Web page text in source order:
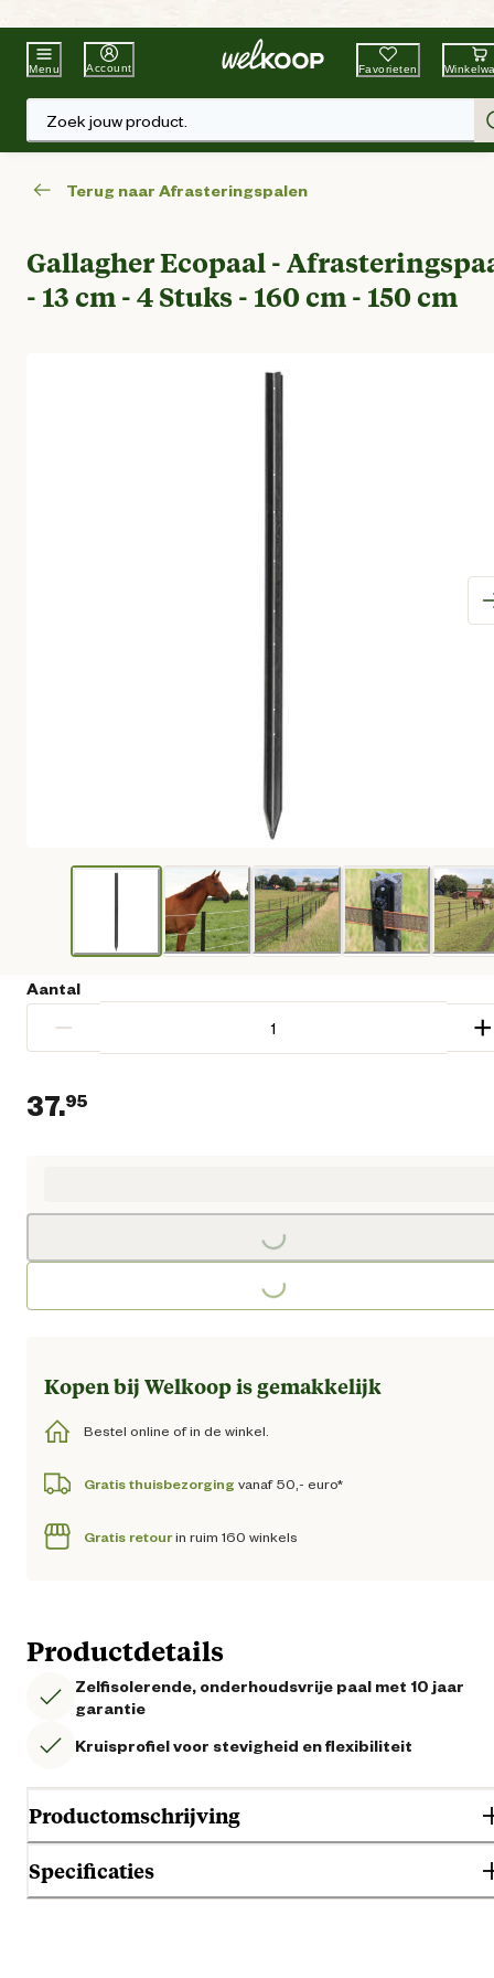
Beste WinkelketenTuin & Dier
Menu Account Favorieten
Zoek jouw product.
Terug naar Afrasteringspalen
Gallagher Ecopaal -
- 13 cm - 4 Stuks - 160 cm - 150 cm
Aantal
− +
37.95
Loading...
Loading...
Kopen bij Welkoop is gemakkelijk
Bestel online of in de winkel.
Gratis thuisbezorging vanaf 50,- euro*
Gratis retourin ruim 160 winkels
Productdetails
Zelfisolerende, onderhoudsvrije paal met 10 jaar
garantie
Kruisprofiel voor stevigheid en flexibiliteit
Productomschrijving
Specificaties